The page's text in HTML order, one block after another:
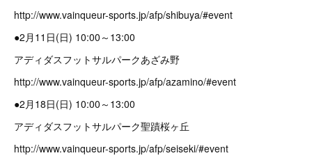
http://www.vainqueur-sports.jp/afp/shibuya/#event
●2月11日(日) 10:00～13:00
アディダスフットサルパークあざみ野
http://www.vainqueur-sports.jp/afp/azamino/#event
●2月18日(日) 10:00～13:00
アディダスフットサルパーク聖蹟桜ヶ丘
http://www.vainqueur-sports.jp/afp/seiseki/#event